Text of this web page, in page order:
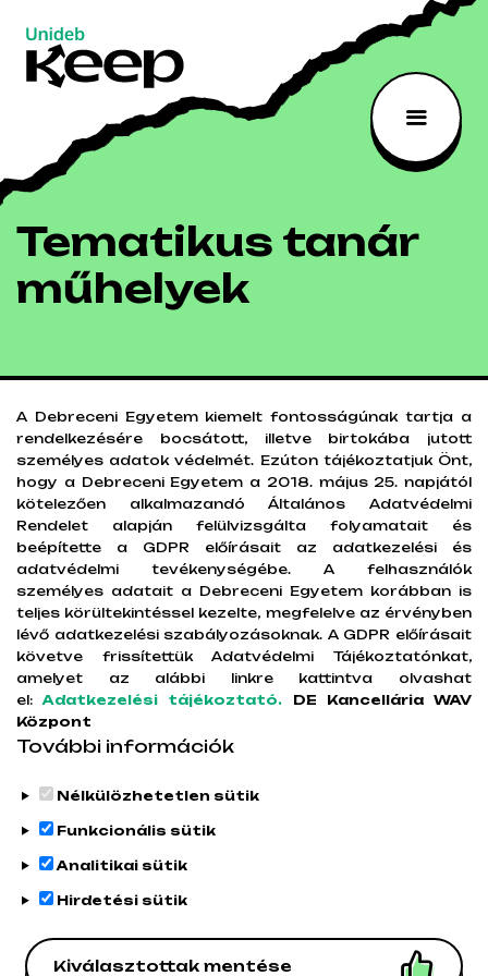
Tematikus
tanár
műhelyek
|
Unideb
Keep
tartalomra
navigáció
Tematikus tanár
műhelyek
Jelenleg nincs aktuális tartalom.
Kérlek látogass vissza később, hogy
ne maradj le semmiről.
Lottiefile
Legutóbbi frissítés: 2025. 11. 10. 12:18
A Debreceni Egyetem kiemelt fontosságúnak tartja a
rendelkezésére bocsátott, illetve birtokába jutott
személyes adatok védelmét. Ezúton tájékoztatjuk Önt,
hogy a Debreceni Egyetem a 2018. május 25. napjától
kötelezően alkalmazandó Általános Adatvédelmi
Rendelet alapján felülvizsgálta folyamatait és
beépítette a GDPR előírásait az adatkezelési és
adatvédelmi tevékenységébe. A felhasználók
személyes adatait a Debreceni Egyetem korábban is
teljes körültekintéssel kezelte, megfelelve az érvényben
lévő adatkezelési szabályozásoknak. A GDPR előírásait
követve frissítettük Adatvédelmi Tájékoztatónkat,
amelyet az alábbi linkre kattintva olvashat
el:Adatkezelési tájékoztató.
DE Kancellária WAV
Központ
További információk
Nélkülözhetetlen sütik
Funkcionális sütik
Analitikai sütik
Hirdetési sütik
Kiválasztottak mentése